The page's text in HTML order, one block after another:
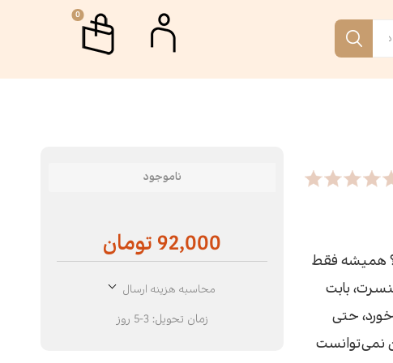
جغرافیا
فیلم‌نامه
رسانه آفتاب
0
همیشه فقط
بابت
حتی
نمی‌توانست
ناموجود
92,000 تومان
محاسبه هزینه ارسال
زمان تحویل: 3-5 روز